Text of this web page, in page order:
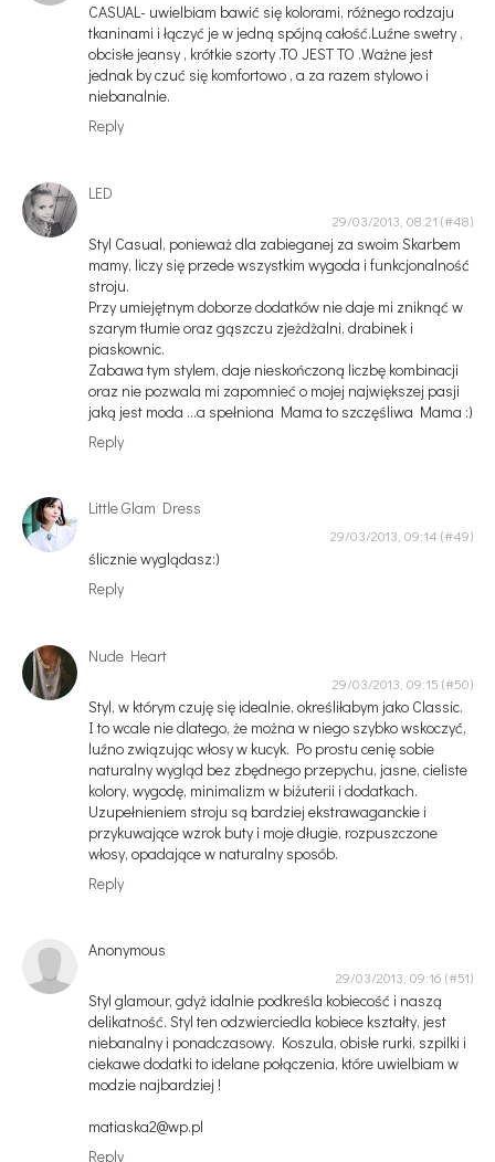
CASUAL- uwielbiam bawić się kolorami, różnego rodzaju
tkaninami i łączyć je w jedną spójną całość.Luźne swetry ,
obcisłe jeansy , krótkie szorty .TO JEST TO .Ważne jest
jednak by czuć się komfortowo , a za razem stylowo i
niebanalnie.
Reply
LED
29/03/2013, 08:21
Styl Casual, ponieważ dla zabieganej za swoim Skarbem
mamy, liczy się przede wszystkim wygoda i funkcjonalność
stroju.
Przy umiejętnym doborze dodatków nie daje mi zniknąć w
szarym tłumie oraz gąszczu zjeżdżalni, drabinek i
piaskownic.
Zabawa tym stylem, daje nieskończoną liczbę kombinacji
oraz nie pozwala mi zapomnieć o mojej największej pasji
jaką jest moda ...a spełniona Mama to szczęśliwa Mama :)
Reply
Little Glam Dress
29/03/2013, 09:14
ślicznie wyglądasz:)
Reply
Nude Heart
29/03/2013, 09:15
Styl, w którym czuję się idealnie, określiłabym jako Classic.
I to wcale nie dlatego, że można w niego szybko wskoczyć,
luźno związując włosy w kucyk. Po prostu cenię sobie
naturalny wygląd bez zbędnego przepychu, jasne, cieliste
kolory, wygodę, minimalizm w biżuterii i dodatkach.
Uzupełnieniem stroju są bardziej ekstrawaganckie i
przykuwające wzrok buty i moje długie, rozpuszczone
włosy, opadające w naturalny sposób.
Reply
Anonymous
29/03/2013, 09:16
Styl glamour, gdyż idalnie podkreśla kobiecość i naszą
delikatność. Styl ten odzwierciedla kobiece kształty, jest
niebanalny i ponadczasowy. Koszula, obisłe rurki, szpilki i
ciekawe dodatki to idelane połączenia, które uwielbiam w
modzie najbardziej !
matiaska2@wp.pl
Reply